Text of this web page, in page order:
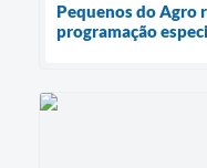
Pequenos do Agro
programação